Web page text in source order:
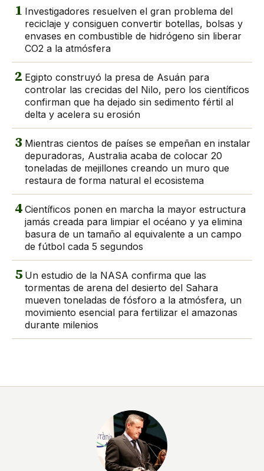
1 Investigadores resuelven el gran problema del
reciclaje y consiguen convertir botellas, bolsas y
envases en combustible de hidrógeno sin liberar
CO2 a la atmósfera
2 Egipto construyó la presa de Asuán para
controlar las crecidas del Nilo, pero los científicos
confirman que ha dejado sin sedimento fértil al
delta y acelera su erosión
3 Mientras cientos de países se empeñan en instalar
depuradoras, Australia acaba de colocar 20
toneladas de mejillones creando un muro que
restaura de forma natural el ecosistema
4 Científicos ponen en marcha la mayor estructura
jamás creada para limpiar el océano y ya elimina
basura de un tamaño al equivalente a un campo
de fútbol cada 5 segundos
5 Un estudio de la NASA confirma que las
tormentas de arena del desierto del Sahara
mueven toneladas de fósforo a la atmósfera, un
movimiento esencial para fertilizar el amazonas
durante milenios